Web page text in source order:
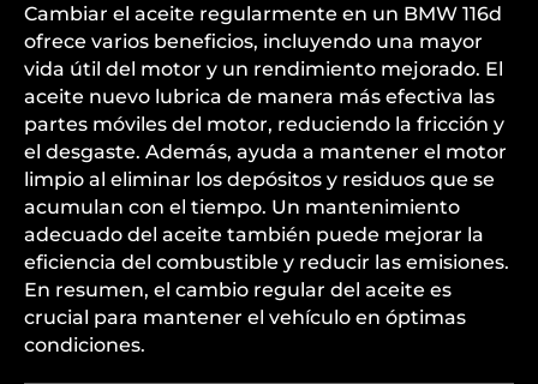
Cambiar el aceite regularmente en un BMW 116d
ofrece varios beneficios, incluyendo una mayor
vida útil del motor y un rendimiento mejorado. El
aceite nuevo lubrica de manera más efectiva las
partes móviles del motor, reduciendo la fricción y
el desgaste. Además, ayuda a mantener el motor
limpio al eliminar los depósitos y residuos que se
acumulan con el tiempo. Un mantenimiento
adecuado del aceite también puede mejorar la
eficiencia del combustible y reducir las emisiones.
En resumen, el cambio regular del aceite es
crucial para mantener el vehículo en óptimas
condiciones.